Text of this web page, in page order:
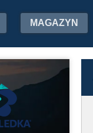
MAGAZYN